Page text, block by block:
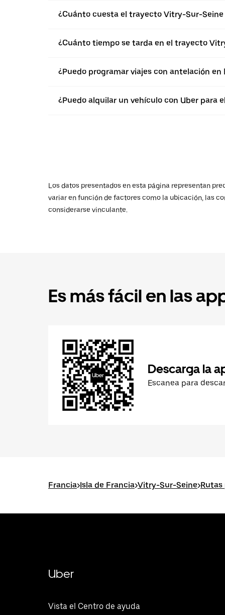
¿Cuánto cuesta el trayecto Vitry-Sur-Seine
¿Cuánto tiempo se tarda en el trayecto
¿Puedo programar viajes con antelación
¿Puedo alquilar un vehículo con Uber para
Los datos presentados en esta página representan
variar en función de factores como la ubicación, las
considerarse vinculante.
Es más fácil en las
Descarga la
Escanea para
Francia>Isla de Francia>Vitry-Sur-Seine>
Uber
Vista el Centro de ayuda